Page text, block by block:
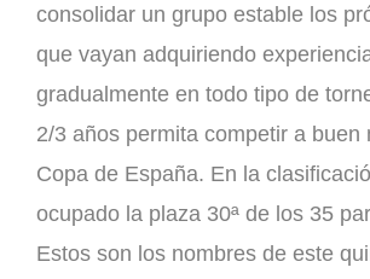
consolidar un grupo estable los
que vayan adquiriendo
gradualmente en todo tipo de
2/3 años permita competir a buen
Copa de España. En la
ocupado la plaza 30ª de los 35
Estos son los nombres de este